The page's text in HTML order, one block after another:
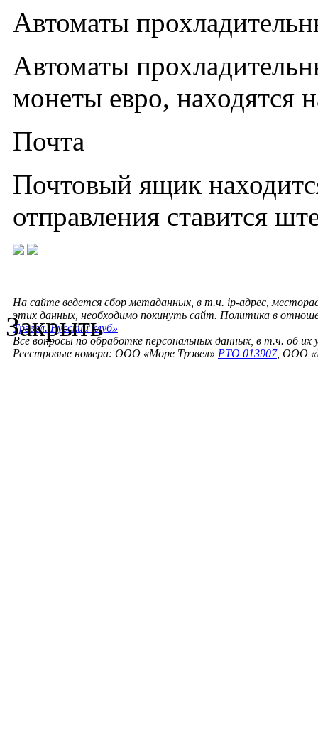
Автоматы
Автоматы
монеты евро, находятся
Почта
Почтовый ящик
отправления ставится
На сайте ведется сбор метаданных, в т.ч. ip-адрес,
этих данных, необходимо покинуть сайт. Политика в
Трэвел. Русский клуб»
Все вопросы по обработке персональных данных, в т.ч. об их
Реестровые номера: ООО «Море Трэвел» РТО 013907, ООО
Закрыть